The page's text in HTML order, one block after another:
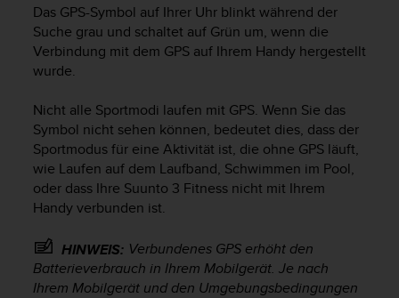
Das GPS-Symbol auf Ihrer Uhr blinkt während der
Suche grau und schaltet auf Grün um, wenn die
Verbindung mit dem GPS auf Ihrem Handy hergestellt
wurde.
Nicht alle Sportmodi laufen mit GPS. Wenn Sie das
Symbol nicht sehen können, bedeutet dies, dass der
Sportmodus für eine Aktivität ist, die ohne GPS läuft,
wie Laufen auf dem Laufband, Schwimmen im Pool,
oder dass Ihre Suunto 3 Fitness nicht mit Ihrem
Handy verbunden ist.
HINWEIS: Verbundenes GPS erhöht den
Batterieverbrauch in Ihrem Mobilgerät. Je nach
Ihrem Mobilgerät und den Umgebungsbedingungen